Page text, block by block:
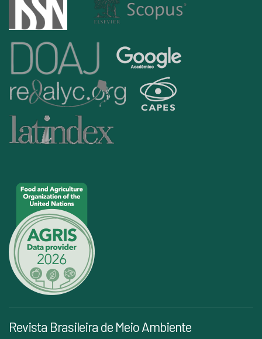
Revista Brasileira de Meio Ambiente